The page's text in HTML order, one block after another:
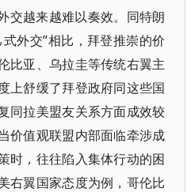
交越来越难以奏效。同特朗
外交”相比，拜登推崇的价
比亚、乌拉圭等传统右翼主
上舒缓了拜登政府同这些国
同拉美盟友关系方面成效较
价值观联盟内部面临牵涉成
时，往往陷入集体行动的困
右翼国家态度为例，哥伦比